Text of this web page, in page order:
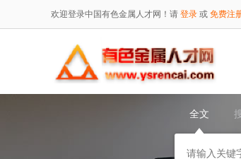
欢迎登录中国有色金属人才网！请 登录 或 免费注
全文